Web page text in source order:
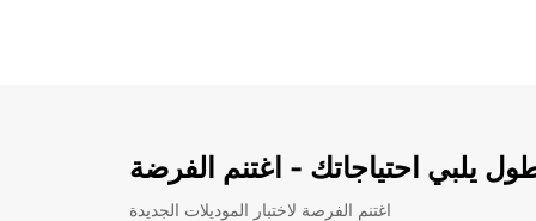
يلبي احتياجاتك - اغتنم الفرضة
اغتنم الفرصة لاختبار الموديلات الجديدة